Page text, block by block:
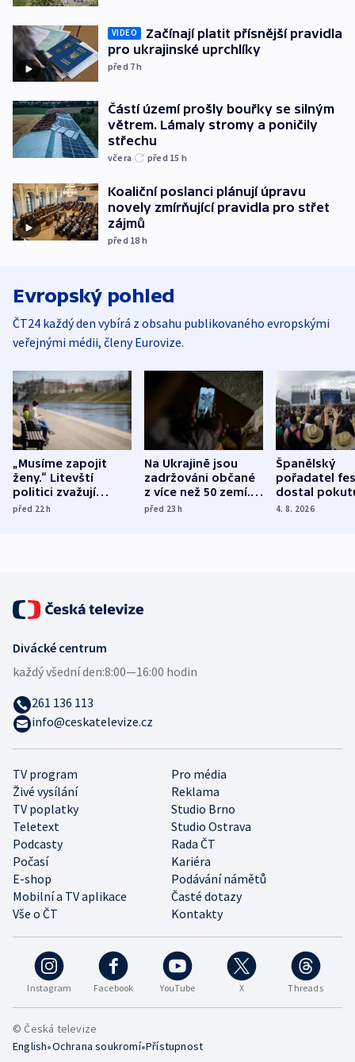
VIDEO
Začínají platit přísnější pravidla
pro ukrajinské uprchlíky
před 7h
Částí území prošly bouřky se silným
větrem. Lámaly stromy a poničily
střechu
včera před 15 h
Koaliční poslanci plánují úpravu
novely zmírňující pravidla pro střet
zájmů
před 18 h
Evropský pohled
ČT24 každý den vybírá z obsahu publikovaného evropskými
veřejnými médii, členy Eurovize.
„Musíme zapojit
ženy.“ Litevští
politici zvažují
dohodu o
před 22h
Na Ukrajině jsou
zadržováni občané
z více než 50 zemí.
Bojovali na straně
před 23h
Španělský
pořadatel
dostal
nekalé
4. 8. 2026
Instagram Facebook YouTube X Threads
TV program
Pro média
Živé vysílání
Reklama
TV poplatky
Studio Brno
Teletext
Studio Ostrava
Podcasty
Rada ČT
Počasí
Kariéra
E-shop
Podávání námětů
Mobilní a TV aplikace
Časté dotazy
Vše o ČT
Kontakty
Divácké centrum
každý všední den:8:00—16:00 hodin
261 136 113
info@ceskatelevize.cz
© Česká televize
English•Ochrana soukromí•Přístupnost